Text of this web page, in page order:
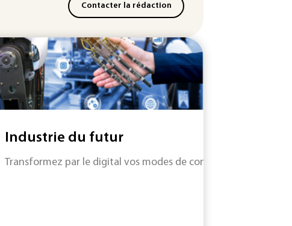
Contacter la rédaction
Industrie du futur
Transformez par le digital vos modes de conception et